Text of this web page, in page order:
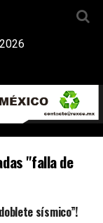
"falla de
sísmico”!